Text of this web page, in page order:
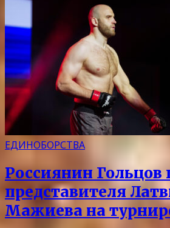
ЕДИНОБОРСТВА
Россиянин Гольцов
представителя
Мажиева на